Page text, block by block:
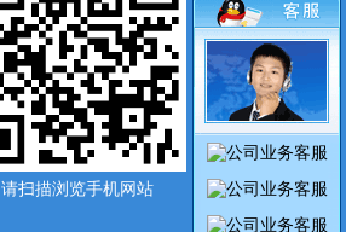
请扫描浏览手机网站